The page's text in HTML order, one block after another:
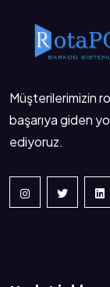
Müşterilerimizin
başarıya giden
ediyoruz.